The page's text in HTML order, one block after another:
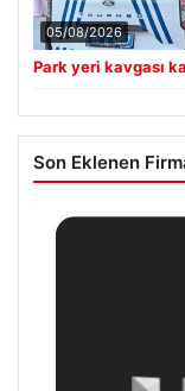
05/08/2026
Park yeri kavgası
Son Eklenen